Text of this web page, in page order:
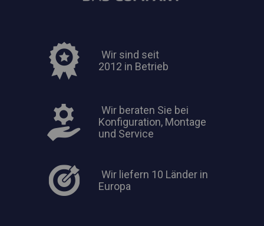
Wir sind seit
2012 in Betrieb
Wir beraten Sie bei
Konfiguration, Montage
und Service
Wir liefern 10 Länder in
Europa